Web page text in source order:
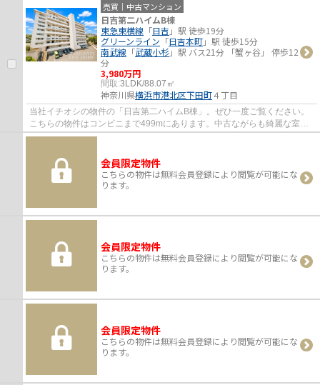
売買｜中古マンション
日吉第二ハイムB棟
東急東横線 「日吉 」駅 徒歩19分
グリーンライン 「日吉本町」駅 徒歩15分
南武線 「武蔵小杉」駅 バス21分 「蟹ヶ谷」 停歩12
分
3,980万円
間取:3LDK/88.07㎡
神奈川県横浜市港北区下田町４丁目
当社イチオシの物件の「日吉第二ハイムB棟」。ぜひ一度ご覧ください。
こちらの物件はコンビニまで499mにあります。中古ながらも綺麗な室内
と魅力的な住環境のマンションです。ご希望の...
会員限定物件
こちらの物件は無料会員登録により閲覧が可能にな
ります。
会員限定物件
こちらの物件は無料会員登録により閲覧が可能にな
ります。
会員限定物件
こちらの物件は無料会員登録により閲覧が可能にな
ります。